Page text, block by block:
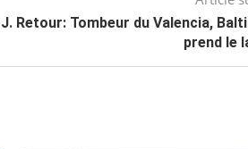
Retour: Tombeur du Valencia,
prend le